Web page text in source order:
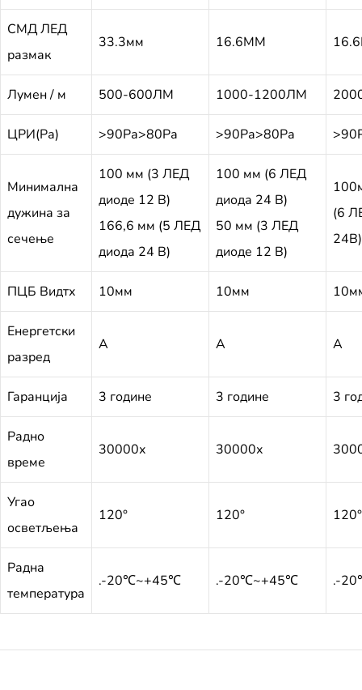
СМД ЛЕД
размак
33.3мм 16.6ММ
Лумен / м 500-600ЛМ 1000-1200ЛМ
ЦРИ(Ра) >90Ра>80Ра >90Ра>80Ра
Минимална
дужина за
сечење
100 мм (3 ЛЕД
диоде 12 В)
166,6 мм (5 ЛЕД
диода 24 В)
100 мм (6 ЛЕД
диода 24 В)
50 мм (3 ЛЕД
диоде 12 В)
(6
24В)
ПЦБ Видтх 10мм 10мм
Енергетски
разред
А А А
Гаранција 3 године 3 године 3
Радно
време
30000х 30000х
Угао
осветљења
120° 120° 120°
Радна
температура
.-20℃~+45℃ .-20℃~+45℃ .-